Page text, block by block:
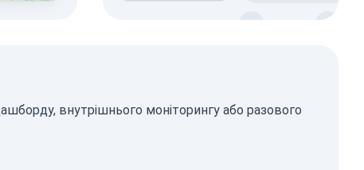
внутрішнього моніторингу або разового